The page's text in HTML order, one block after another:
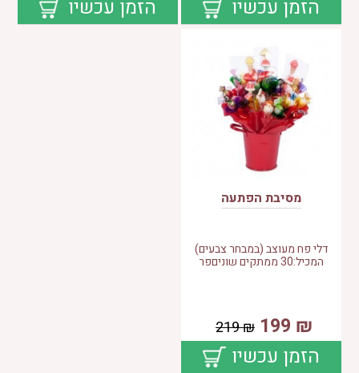
הזמן עכשיו הזמן עכשיו
מסיבת הפתעה
דלי פח מעוצב (במבחר צבעים)
המכיל:30 ממתקים שוניםפר
₪
199
₪
219
הזמן עכשיו